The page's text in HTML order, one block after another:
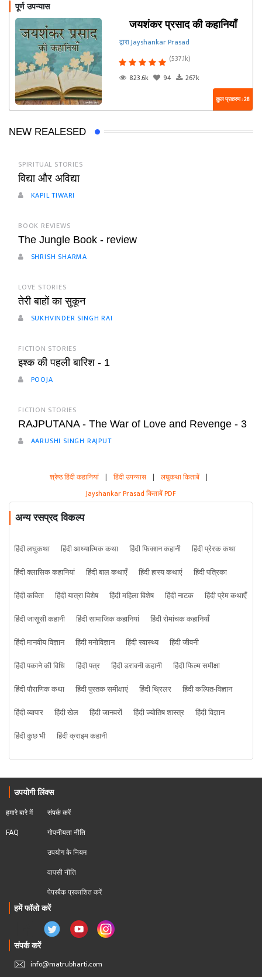
पूर्ण उपन्यास
जयशंकर प्रसाद की कहानियाँ
द्वारा Jayshankar Prasad
(537.1k)
823.6k
94 267k
कुल प्रकरण : 28
NEW REALESED
SPIRITUAL STORIES
विद्या और अविद्या
KAPIL TIWARI
BOOK REVIEWS
The Jungle Book - review
SHRISH SHARMA
LOVE STORIES
तेरी बाहों का सुकून
SUKHVINDER SINGH RAI
FICTION STORIES
इश्क की पहली बारिश - 1
POOJA
FICTION STORIES
RAJPUTANA - The War of Love and Revenge - 3
AARUSHI SINGH RAJPUT
श्रेष्ठ हिंदी कहानियां | हिंदी उपन्यास | लघुकथा किताबें |
Jayshankar Prasad किताबें PDF
अन्य रसप्रद विकल्प
हिंदी लघुकथा हिंदी आध्यात्मिक कथा हिंदी फिक्शन कहानी
हिंदी प्रेरक कथा
हिंदी क्लासिक कहानियां
हिंदी बाल कथाएँ हिंदी हास्य कथाएं
हिंदी पत्रिका
हिंदी कविता
हिंदी यात्रा विशेष हिंदी महिला विशेष हिंदी नाटक
हिंदी प्रेम कथाएँ
हिंदी जासूसी कहानी
हिंदी सामाजिक कहानियां
हिंदी रोमांचक कहानियाँ
हिंदी मानवीय विज्ञान
हिंदी मनोविज्ञान हिंदी स्वास्थ्य
हिंदी जीवनी
हिंदी पकाने की विधि
हिंदी पत्र हिंदी डरावनी कहानी
हिंदी फिल्म समीक्षा
हिंदी पौराणिक कथा
हिंदी पुस्तक समीक्षाएं हिंदी थ्रिलर
हिंदी कल्पित-विज्ञान
हिंदी व्यापार
हिंदी खेल हिंदी जानवरों हिंदी ज्योतिष शास्त्र
हिंदी विज्ञान
हिंदी कुछ भी
हिंदी क्राइम कहानी
उपयोगी लिंक्स
हमारे बारे में
FAQ
संपर्क करें
गोपनीयता नीति
उपयोग के नियम
वापसी नीति
पेपरबैक प्रकाशित करें
हमें फॉलो करें
संपर्क करें
info@matrubharti.com